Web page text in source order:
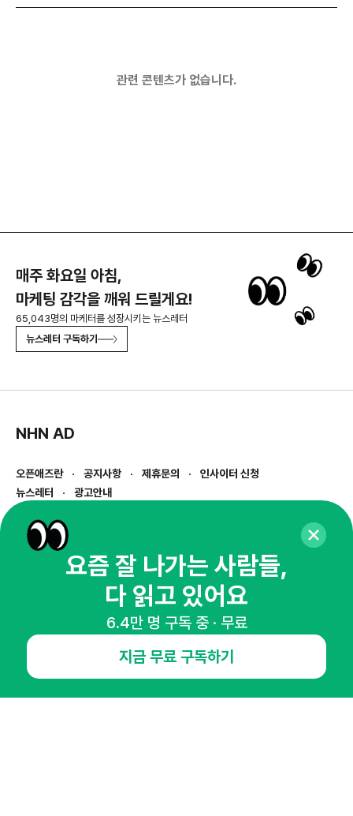
관련 콘텐츠가 없습니다.
매주 화요일 아침,
마케팅 감각을 깨워 드릴게요!
65,043명의 마케터를 성장시키는 뉴스레터
뉴스레터 구독하기
NHN AD
오픈애즈란 공지사항 제휴문의
인사이터 신청
뉴스레터
광고안내
경기도 성남시 분당구 대왕판교로645번길 16
사업자등록번호 : 144-81-27690(
통신판매업신고번호 : 2014-경기성남-1023
호스팅서비스사업자 : 오픈애즈
1800-2198
openads@openads.co.kr
이용약관
instagramthreadkakaotalk
요즘 잘 나가는 사람들,
다 읽고 있어요
6.4만 명 구독 중 · 무료
지금 무료 구독하기